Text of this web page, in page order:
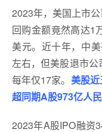
2023年，美国上市
回购金额竟然高达1
美元。近十年，中
左右，但美股退市
每年仅17家。 美股
超同期A股973亿人民
2023年A股IPO融资